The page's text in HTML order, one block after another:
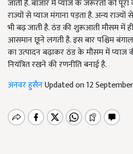
जाती है. बाजार में प्याज के जरूरतों को
राज्यों से प्याज मंगाना पड़ता है. अन्य
भी बढ़ जाती है. ठंड की शुरूआती मौसम में
आसमान छूने लगती है. इस बार पश्चिम
का उत्पादन बढ़ाकर ठंड के मौसम में प्याज
नियंत्रित रखने की रणनीति बनाई है.
अनवर हुसैनUpdated on 12